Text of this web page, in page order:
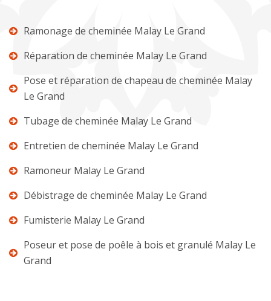
Ramonage de cheminée Malay Le Grand
Réparation de cheminée Malay Le Grand
Pose et réparation de chapeau de cheminée Malay
Le Grand
Tubage de cheminée Malay Le Grand
Entretien de cheminée Malay Le Grand
Ramoneur Malay Le Grand
Débistrage de cheminée Malay Le Grand
Fumisterie Malay Le Grand
Poseur et pose de poêle à bois et granulé Malay Le
Grand